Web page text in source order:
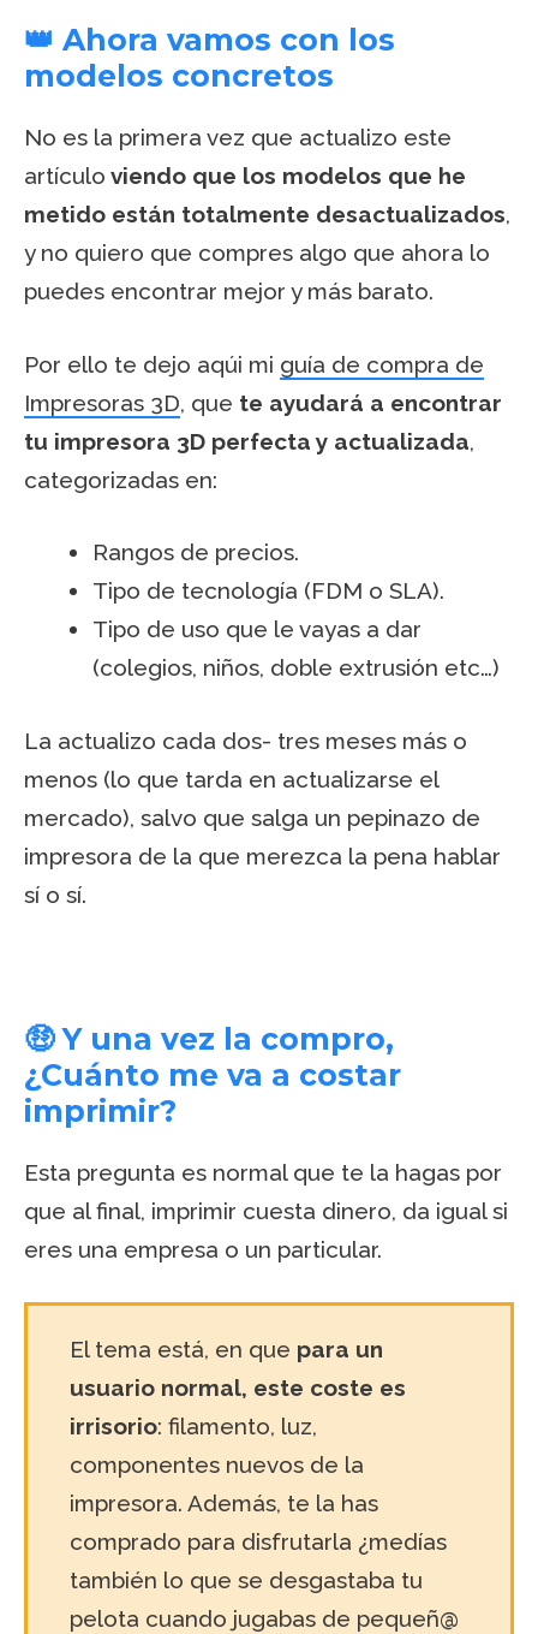
👑 Ahora vamos con los
modelos concretos
No es la primera vez que actualizo este
artículo viendo que los modelos que he
metido están totalmente desactualizados,
y no quiero que compres algo que ahora lo
puedes encontrar mejor y más barato.
Por ello te dejo aqúi mi guía de compra de
Impresoras 3D, que te ayudará a encontrar
tu impresora 3D perfecta y actualizada,
categorizadas en:
Rangos de precios.
Tipo de tecnología (FDM o SLA).
Tipo de uso que le vayas a dar
(colegios, niños, doble extrusión etc…)
La actualizo cada dos- tres meses más o
menos (lo que tarda en actualizarse el
mercado), salvo que salga un pepinazo de
impresora de la que merezca la pena hablar
sí o sí.
🤑 Y una vez la compro,
¿Cuánto me va a costar
imprimir?
Esta pregunta es normal que te la hagas por
que al final, imprimir cuesta dinero, da igual si
eres una empresa o un particular.
El tema está, en que para un
usuario normal, este coste es
irrisorio: filamento, luz,
componentes nuevos de la
impresora. Además, te la has
comprado para disfrutarla ¿medías
también lo que se desgastaba tu
pelota cuando jugabas de pequeñ@